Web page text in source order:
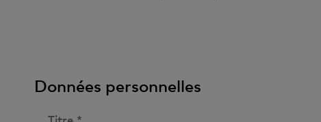
Données personnelles